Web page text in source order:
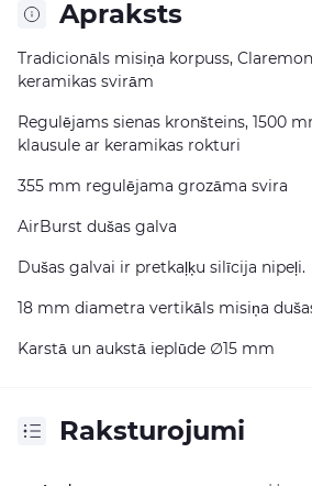
Apraksts
Tradicionāls misiņa korpuss,
keramikas svirām
Regulējams sienas kronšteins, 1500
klausule ar keramikas rokturi
355 mm regulējama grozāma svira
AirBurst dušas galva
Dušas galvai ir pretkaļķu silīcija nipeļi.
18 mm diametra vertikāls misiņa
Karstā un aukstā ieplūde ∅15 mm
Raksturojumi